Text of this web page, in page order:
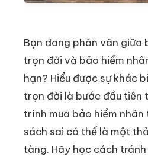
Bạn đang phân vân giữa
trọn đời và bảo hiểm
hạn? Hiểu được sự khác
trọn đời là bước đầu tiên
trình mua bảo hiểm
sách sai có thể là một
tàng. Hãy học cách tránh